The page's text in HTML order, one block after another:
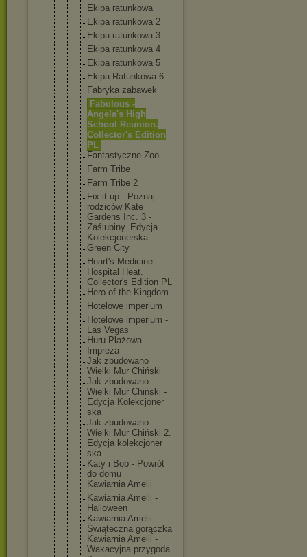
Ekipa ratunkowa
Ekipa ratunkowa 2
Ekipa ratunkowa 3
Ekipa ratunkowa 4
Ekipa ratunkowa 5
Ekipa Ratunkowa 6
Fabryka zabawek
Fabulous -
Angela's High
School Reunion.
Collector's Edition
PL
Fantastyczne Zoo
Farm Tribe
Farm Tribe 2
Fix-it-up - Poznaj
rodziców Kate
Gardens Inc. 3 -
Zaślubiny. Edycja
Kolekcjonerska
Green City
Heart's Medicine -
Hospital Heat.
Collector's Edition PL
Hero of the Kingdom
Hotelowe imperium
Hotelowe imperium -
Las Vegas
Huru Plażowa
Impreza
Jak zbudowano
Wielki Mur Chiński
Jak zbudowano
Wielki Mur Chiński -
Edycja Kolekcjoner
ska
Jak zbudowano
Wielki Mur Chiński 2.
Edycja kolekcjoner
ska
Katy i Bob - Powrót
do domu
Kawiarnia Amelii
Kawiarnia Amelii -
Halloween
Kawiarnia Amelii -
Świąteczna gorączka
Kawiarnia Amelii -
Wakacyjna przygoda